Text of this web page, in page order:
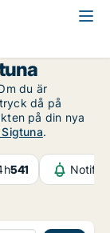
du är
då på
på din nya
.
541